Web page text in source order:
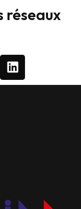
réseaux